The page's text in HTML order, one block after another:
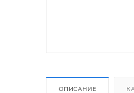
ОПИСАНИЕ